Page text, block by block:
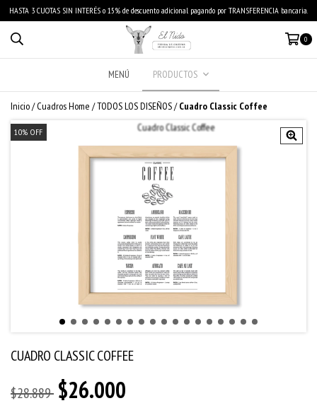
HASTA 3 CUOTAS SIN INTERÉS o 15% de descuento adicional pagando por TRANSFERENCIA bancaria.
0
MENÚ PRODUCTOS
Inicio/ Cuadros Home /TODOS LOS DISEÑOS/ Cuadro Classic Coffee
10% OFF
CUADRO CLASSIC COFFEE
$28.889 $26.000